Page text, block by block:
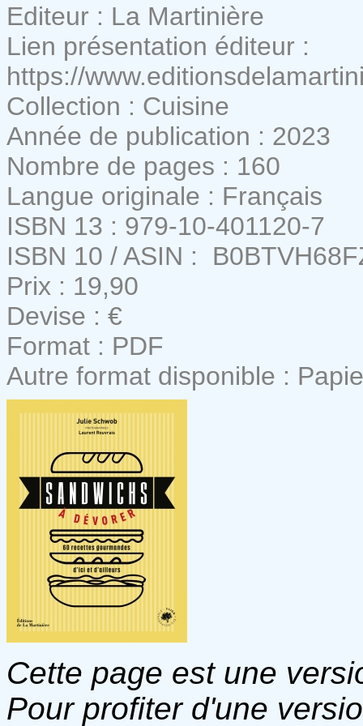
Editeur : La Martinière
Lien présentation éditeur :
https://
Collection : Cuisine
Année de publication : 2023
Nombre de pages : 160
Langue originale : Français
ISBN 13 : 979-10-401120-7
ISBN 10 / ASIN :
Prix : 19,90
Devise : €
Format : PDF
Autre format disponible :
Cette page est une
Pour profiter d'une